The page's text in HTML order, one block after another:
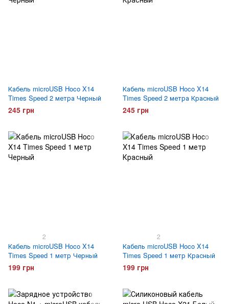
Кабель microUSB Hoco X14
Times Speed 2 метра Черный
245 грн
Кабель microUSB Hoco X14
Times Speed 2 метра Красный
245 грн
2
Кабель microUSB Hoco X14
Times Speed 1 метр Черный
199 грн
2
Кабель microUSB Hoco X14
Times Speed 1 метр Красный
199 грн